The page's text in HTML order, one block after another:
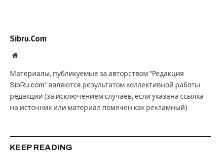
Sibru.Com
Website
Материалы, публикуемые за авторством "Редакция
SibRu.com" являются результатом коллективной работы
редакции (за исключением случаев, если указана ссылка
на источник или материал помечен как рекламный).
KEEP READING